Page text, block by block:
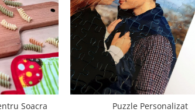
Soacra
Puzzle Personalizat